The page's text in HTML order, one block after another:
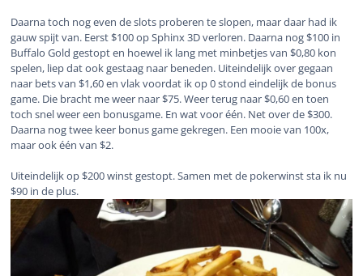
Daarna toch nog even de slots proberen te slopen, maar daar had ik
gauw spijt van. Eerst $100 op Sphinx 3D verloren. Daarna nog $100 in
Buffalo Gold gestopt en hoewel ik lang met minbetjes van $0,80 kon
spelen, liep dat ook gestaag naar beneden. Uiteindelijk over gegaan
naar bets van $1,60 en vlak voordat ik op 0 stond eindelijk de bonus
game. Die bracht me weer naar $75. Weer terug naar $0,60 en toen
toch snel weer een bonusgame. En wat voor één. Net over de $300.
Daarna nog twee keer bonus game gekregen. Een mooie van 100x,
maar ook één van $2.
Uiteindelijk op $200 winst gestopt. Samen met de pokerwinst sta ik nu
$90 in de plus.